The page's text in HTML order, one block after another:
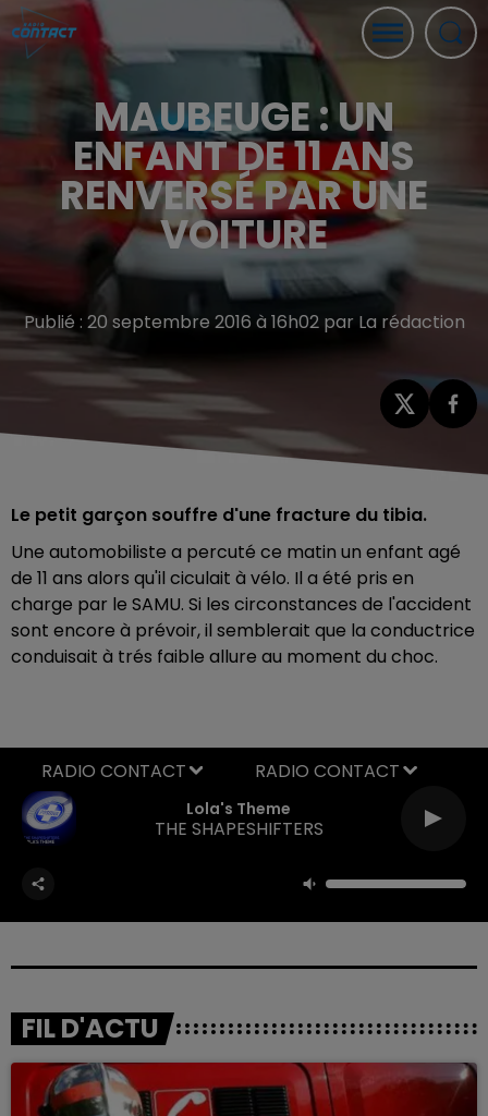
MAUBEUGE : UN
ENFANT DE 11 ANS
RENVERSÉ PAR UNE
VOITURE
Publié : 20 septembre 2016 à 16h02 par La rédaction
Le petit garçon souffre d'une fracture du tibia.
Une automobiliste a percuté ce matin un enfant agé
de 11 ans alors qu'il ciculait à vélo. Il a été pris en
charge par le SAMU. Si les circonstances de l'accident
sont encore à prévoir, il semblerait que la conductrice
conduisait à trés faible allure au moment du choc.
Lola's Theme
THE SHAPESHIFTERS
RADIO CONTACT
FIL D'ACTU